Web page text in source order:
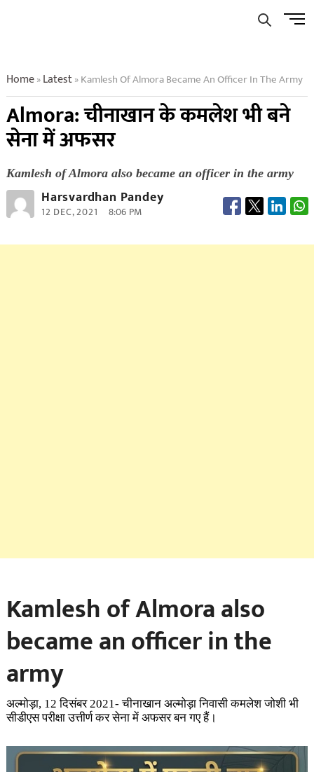
Menu
Home»Latest»Kamlesh Of Almora Became An Officer In The Army
Almora: चीनाखान के कमलेश भी बने
सेना में अफसर
Kamlesh of Almora also became an officer in the army
Harsvardhan Pandey
12 DEC, 2021 8:06 PM
Kamlesh of Almora also
became an officer in the
army
अल्मोड़ा, 12 दिसंबर 2021- चीनाखान अल्मोड़ा निवासी कमलेश जोशी भी
सीडीएस परीक्षा उत्तीर्ण कर सेना में अफसर बन गए हैं।